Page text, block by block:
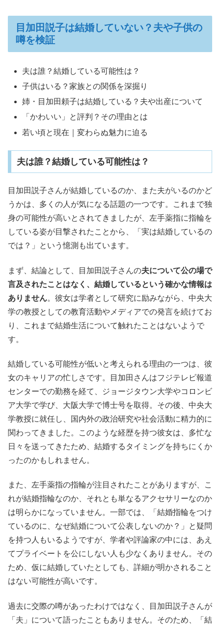
目加田説子は結婚していない？夫や子供の
噂を検証
夫は誰？結婚している可能性は？
子供はいる？家族との関係を深掘り
姉・目加田頼子は結婚している？夫や出産について
「かわいい」と評判？その理由とは
若い頃と現在｜変わらぬ魅力に迫る
夫は誰？結婚している可能性は？
目加田説子さんが結婚しているのか、また夫がいるのかど
うかは、多くの人が気になる話題の一つです。これまで独
身の可能性が高いとされてきましたが、左手薬指に指輪を
している姿が目撃されたことから、「実は結婚しているの
では？」という憶測も出ています。
まず、結論として、目加田説子さんの夫について公の場で
言及されたことはなく、結婚しているという確かな情報は
ありません。彼女は学者として研究に励みながら、中央大
学の教授としての教育活動やメディアでの発言を続けてお
り、これまで結婚生活について触れたことはないようで
す。
結婚している可能性が低いと考えられる理由の一つは、彼
女のキャリアの忙しさです。目加田さんはフジテレビ報道
センターでの勤務を経て、ジョージタウン大学やコロンビ
ア大学で学び、大阪大学で博士号を取得。その後、中央大
学教授に就任し、国内外の政治研究や社会活動に精力的に
関わってきました。このような経歴を持つ彼女は、多忙な
日々を送ってきたため、結婚するタイミングを持ちにくか
ったのかもしれません。
また、左手薬指の指輪が注目されたことがありますが、こ
れが結婚指輪なのか、それとも単なるアクセサリーなのか
は明らかになっていません。一部では、「結婚指輪をつけ
ているのに、なぜ結婚について公表しないのか？」と疑問
を持つ人もいるようですが、学者や評論家の中には、あえ
てプライベートを公にしない人も少なくありません。その
ため、仮に結婚していたとしても、詳細が明かされること
はない可能性が高いです。
過去に交際の噂があったわけではなく、目加田説子さんが
「夫」について語ったこともありません。そのため、「結